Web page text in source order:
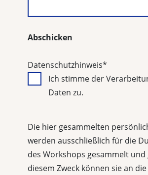
Abschicken
Datenschutzhinweis*
Ich stimme der
Daten zu.
Die hier gesammelten
werden ausschließlich für die
des Workshops gesammelt und
diesem Zweck können sie an